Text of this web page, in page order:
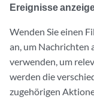
Ereignisse
Wenden Sie einen
an, um Nachrichten
verwenden, um
werden die
zugehörigen